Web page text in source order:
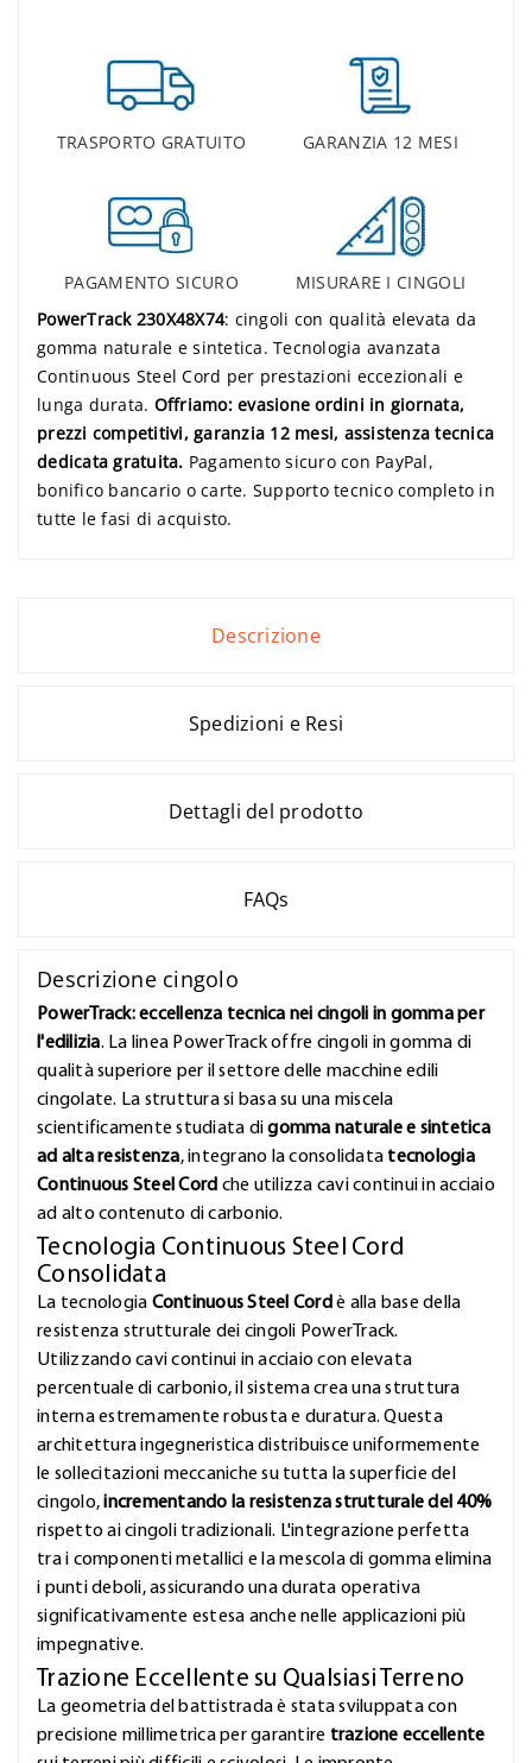
TRASPORTO GRATUITO GARANZIA 12 MESI
PAGAMENTO SICURO
MISURARE I CINGOLI
PowerTrack 230X48X74: cingoli con qualità elevata da
gomma naturale e sintetica. Tecnologia avanzata
Continuous Steel Cord per prestazioni eccezionali e
lunga durata. Offriamo: evasione ordini in giornata,
prezzi competitivi, garanzia 12 mesi, assistenza tecnica
dedicata gratuita. Pagamento sicuro con PayPal,
bonifico bancario o carte. Supporto tecnico completo in
tutte le fasi di acquisto.
Descrizione
Spedizioni e Resi
Dettagli del prodotto
FAQs
Descrizione cingolo
PowerTrack: eccellenza tecnica nei cingoli in gomma per
l'edilizia. La linea PowerTrack offre cingoli in gomma di
qualità superiore per il settore delle macchine edili
cingolate. La struttura si basa su una miscela
scientificamente studiata digomma naturale e sintetica
ad alta resistenza, integrano la consolidata tecnologia
Continuous Steel Cord che utilizza cavi continui in acciaio
ad alto contenuto di carbonio.
Tecnologia Continuous Steel Cord
Consolidata
La tecnologia Continuous Steel Cord è alla base della
resistenza strutturale dei cingoli PowerTrack.
Utilizzando cavi continui in acciaio con elevata
percentuale di carbonio, il sistema crea una struttura
interna estremamente robusta e duratura. Questa
architettura ingegneristica distribuisce uniformemente
le sollecitazioni meccaniche su tutta la superficie del
cingolo,incrementando la resistenza strutturale del 40%
rispetto ai cingoli tradizionali. L'integrazione perfetta
tra i componenti metallici e la mescola di gomma elimina
i punti deboli, assicurando una durata operativa
significativamente estesa anche nelle applicazioni più
impegnative.
Trazione Eccellente su Qualsiasi Terreno
La geometria del battistrada è stata sviluppata con
precisione millimetrica per garantire trazione eccellente